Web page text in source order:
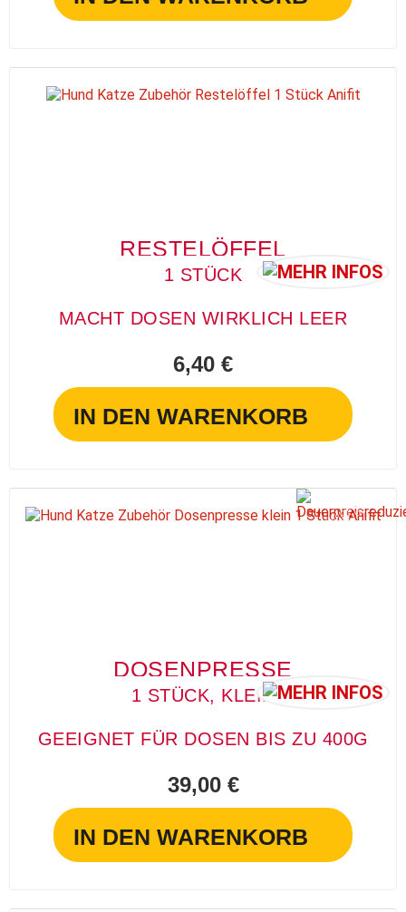
RESTELÖFFEL
1 STÜCK
MACHT DOSEN WIRKLICH LEER
6,40 €
IN DEN WARENKORB
D
A
U
E
R
P
R
EI
S
R
E
D
U
ZI
E
R
T
DOSENPRESSE
1 STÜCK, KLEIN
GEEIGNET FÜR DOSEN BIS ZU 400G
39,00 €
IN DEN WARENKORB